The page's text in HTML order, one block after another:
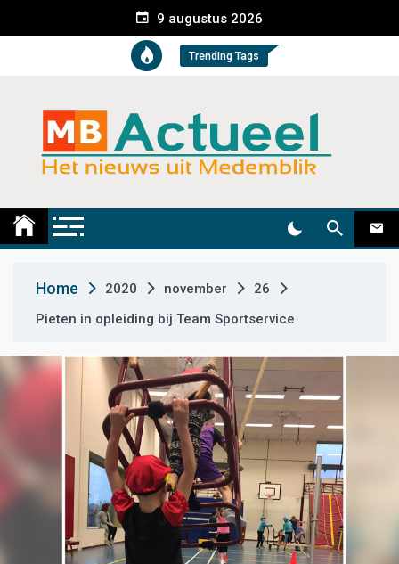
e
t
9 augustus 2026
Trending Tags
Medemblik Actueel
Home 2020 november
26
Pieten in opleiding bij Team Sportservice